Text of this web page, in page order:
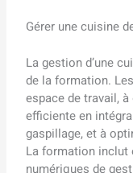
Gérer une cuisine
La gestion d’une
de la formation.
espace de travail,
efficiente en
gaspillage, et à
La formation inclut
numériques de